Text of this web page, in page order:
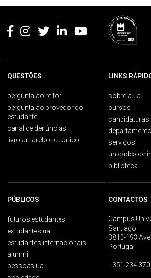
QUESTÕES
pergunta ao reitor
pergunta ao provedor do
estudante
canal de denúncias
livro amarelo eletrónico
LINKS
sobre a ua
cursos
candidaturas
serviços
unidades de
biblioteca
PÚBLICOS
futuros estudantes
estudantes ua
estudantes internacionais
alumni
pessoas ua
CONTACTOS
Campus
Santiago
3810-193
Portugal
+351 234 370